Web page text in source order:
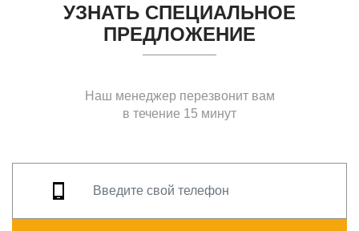
УЗНАТЬ СПЕЦИАЛЬНОЕ
ПРЕДЛОЖЕНИЕ
Наш менеджер перезвонит вам
в течение 15 минут